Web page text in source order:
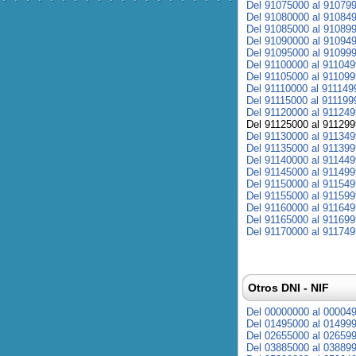
Del 91075000 al
Del 91080000 al
Del 91085000 al
Del 91090000 al
Del 91095000 al
Del 91100000 al
Del 91105000 al
Del 91110000 al
Del 91115000 al
Del 91120000 al
Del 91125000 al
Del 91130000 al
Del 91135000 al
Del 91140000 al
Del 91145000 al
Del 91150000 al
Del 91155000 al
Del 91160000 al
Del 91165000 al
Del 91170000 al
Otros DNI - NIF
Del 00000000 al
Del 01495000 al
Del 02655000 al
Del 03885000 al